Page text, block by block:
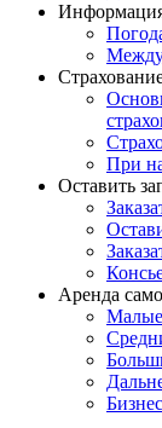
При
Оставить
Аренда